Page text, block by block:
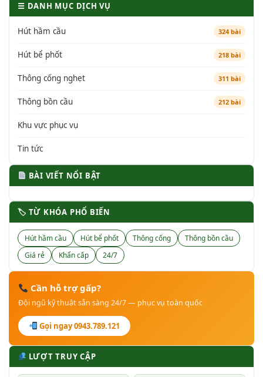
☰ DANH MỤC DỊCH VỤ
Hút hầm cầu 324 bài
Hút bể phốt 218 bài
Thông cống nghẹt 311 bài
Thông bồn cầu 212 bài
Khu vực phục vụ
Tin tức
BÀI VIẾT NỔI BẬT
🏷 TỪ KHÓA PHỔ BIẾN
Hút hầm cầu Hút bể phốt Thông cống
Thông bồn cầu
Giá rẻ
Khẩn cấp 24/7
Cần hỗ trợ gấp?
Đội ngũ kỹ thuật sẵn sàng 24/7 — phục vụ toàn quốc
Gọi ngay 0943.789.121
LƯỢT TRUY CẬP